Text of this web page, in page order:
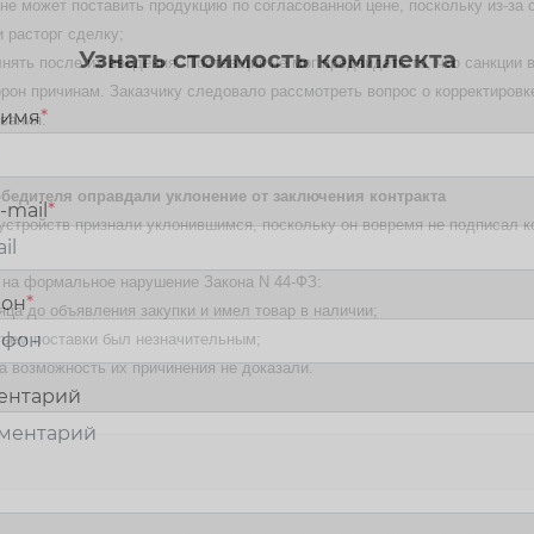
может поставить продукцию по согласованной цене, поскольку из-
расторг сделку;
после их введения. Поставщик не мог предвидеть то, что санкции
причинам. Заказчику следовало рассмотреть вопрос о
оправдали уклонение от заключения контракта
признали уклонившимся, поскольку он вовремя не подписал
формальное нарушение Закона N 44-ФЗ:
до объявления закупки и имел товар в наличии;
поставки был незначительным;
возможность их причинения не доказали.
Узнать стоимость комплекта
*
*
*